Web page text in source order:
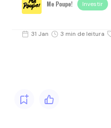
Me Poupe! Investir
31 Jan 3 min de leitura